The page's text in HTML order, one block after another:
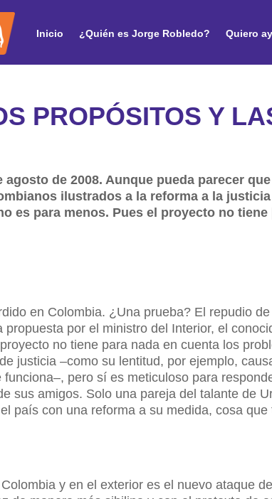
Inicio ¿Quién es Jorge Robledo? Quiero
PROPÓSITOS Y
de 2008. Aunque pueda parecer
ilustrados a la reforma a la
es para menos. Pues el proyecto no
en Colombia. ¿Una prueba? El repudio
por el ministro del Interior, el
no tiene para nada en cuenta los
justicia –como su lentitud, por ejemplo,
pero sí es meticuloso para
sus amigos. Solo una pareja del talante de
país con una reforma a su medida, cosa que
y en el exterior es el nuevo ataque